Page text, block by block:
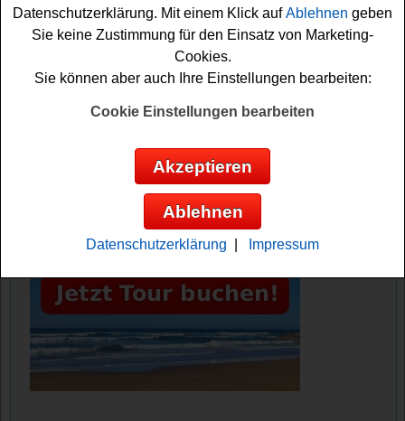
Eatsmarter verlost eine ELO Smart Wave
Pfanne sowie eine Wokpfanne im
Gesamtwert von über 90 Euro
Anzeige:
Datenschutzerklärung. Mit einem Klick aufAblehnen geben
Sie keine Zustimmung für den Einsatz von Marketing-
Cookies.
Sie können aber auch Ihre Einstellungen bearbeiten:
Cookie Einstellungen bearbeiten
Akzeptieren
Ablehnen
Datenschutzerklärung Impressum